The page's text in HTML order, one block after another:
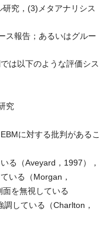
究，(3)メタアナリシス
ス報告；あるいはグルー
は以下のような評価シス
究
に対する批判があるこ
る（Aveyard，1997），
いる（Morgan，
を無視している
調している（Charlton，